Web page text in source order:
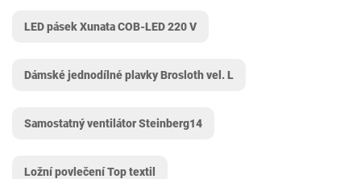
LED pásek Xunata COB-LED 220 V
Dámské jednodílné plavky Brosloth vel. L
Samostatný ventilátor Steinberg14
Ložní povlečení Top textil